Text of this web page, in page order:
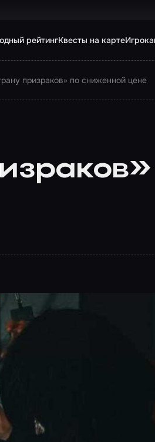
рейтингКвесты на карте
призраков» по сниженной цене